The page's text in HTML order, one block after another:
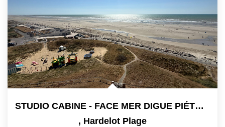
03.21.91.82.86
STUDIO CABINE - FACE MER DIGUE PIÉTONNE - 36.60 M²C
, Hardelot Plage